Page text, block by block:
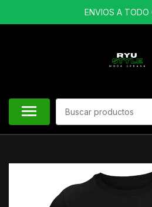
ENVIOS A TODO